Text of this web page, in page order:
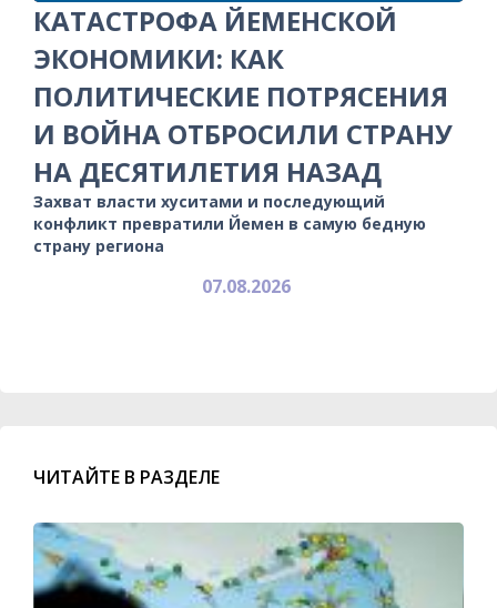
КАТАСТРОФА ЙЕМЕНСКОЙ
ЭКОНОМИКИ: КАК
ПОЛИТИЧЕСКИЕ ПОТРЯСЕНИЯ
И ВОЙНА ОТБРОСИЛИ СТРАНУ
НА ДЕСЯТИЛЕТИЯ НАЗАД
Захват власти хуситами и последующий
конфликт превратили Йемен в самую бедную
страну региона
07.08.2026
ЧИТАЙТЕ В РАЗДЕЛЕ